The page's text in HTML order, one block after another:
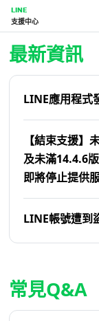
LINE
支援中心
首頁 | LINE支援中心
最新資訊
LINE應用程式
【結束支援】
及未滿14.4.6
即將停止提供
LINE帳號遭到
常見Q&A